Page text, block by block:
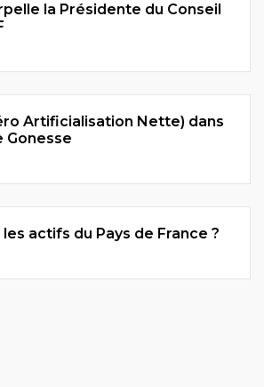
la Présidente du Conseil
Artificialisation Nette) dans
Gonesse
actifs du Pays de France ?